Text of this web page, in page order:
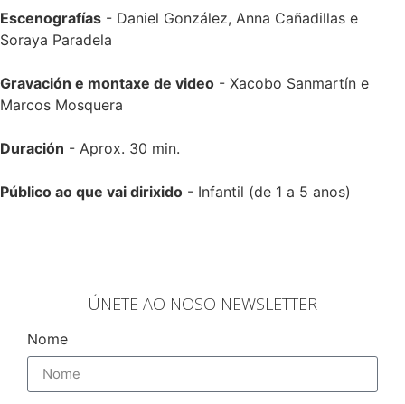
Escenografías - Daniel González, Anna Cañadillas e
Soraya Paradela
Gravación e montaxe de video - Xacobo Sanmartín e
Marcos Mosquera
Duración - Aprox. 30 min.
Público ao que vai dirixido - Infantil (de 1 a 5 anos)
ÚNETE AO NOSO NEWSLETTER
Nome